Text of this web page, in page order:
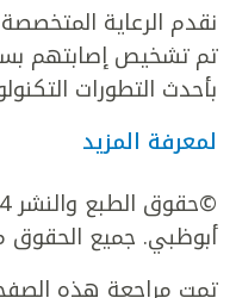
نقدم الرعاية
تم تشخيص إصابتهم
بأحدث التطورات
لمعرفة المزيد
أبوظبي. جميع
تمت مراجعة هذه